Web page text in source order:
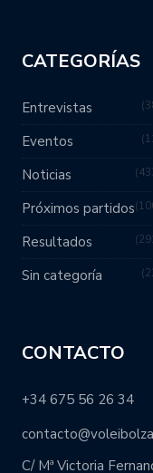
CATEGORÍAS
Entrevistas
Eventos
Noticias
Próximos partidos
Resultados
Sin categoría
CONTACTO
+34 675 56 26 34
C/ Mª Victoria